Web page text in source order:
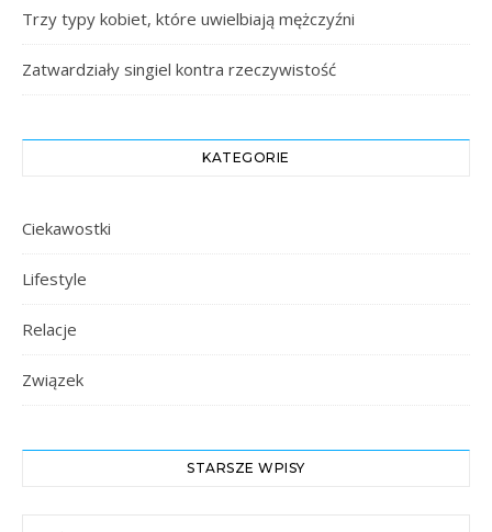
Trzy typy kobiet, które uwielbiają mężczyźni
Zatwardziały singiel kontra rzeczywistość
KATEGORIE
Ciekawostki
Lifestyle
Relacje
Związek
STARSZE WPISY